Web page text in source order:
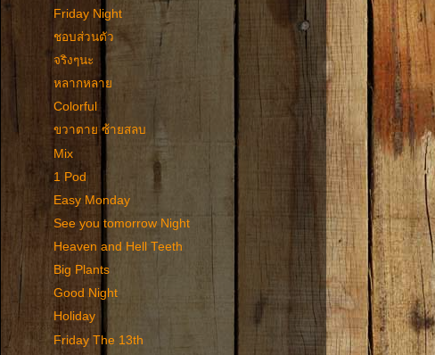
Friday Night
ชอบส่วนตัว
จริงๆนะ
หลากหลาย
Colorful
ขวาตาย ซ้ายสลบ
Mix
1 Pod
Easy Monday
See you tomorrow Night
Heaven and Hell Teeth
Big Plants
Good Night
Holiday
Friday The 13th